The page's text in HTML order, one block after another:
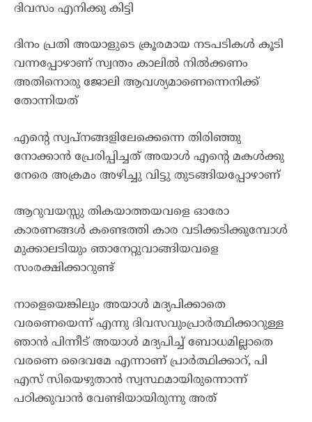
ദിവസം എനിക്കു കിട്ടി
ദിനം പ്രതി അയാളുടെ ക്രൂരമായ നടപടികൾ കൂടി
വന്നപ്പോഴാണ് സ്വന്തം കാലിൽ നിൽക്കണം
അതിനൊരു ജോലി ആവശ്യമാണെന്നെനിക്ക്
തോന്നിയത്
എന്റെ സ്വപ്നങ്ങളിലേക്കെന്നെ തിരിഞ്ഞു
നോക്കാൻ പ്രേരിപ്പിച്ചത് അയാൾ എന്റെ മകൾക്കു
നേരെ അക്രമം അഴിച്ചു വിട്ടു തുടങ്ങിയപ്പോഴാണ്
ആറുവയസ്സു തികയാത്തയവളെ ഓരോ
കാരണങ്ങൾ കണ്ടെത്തി കാര വടിക്കടിക്കുമ്പോൾ
മുക്കാലടിയും ഞാനേറ്റുവാങ്ങിയവളെ
സംരക്ഷിക്കാറുണ്ട്
നാളെയെങ്കിലും അയാൾ മദ്യപിക്കാതെ
വരണെയെന്ന് എന്നു ദിവസവുംപ്രാർത്ഥിക്കാറുള്ള
ഞാൻ പിന്നീട് അയാൾ മദ്യപിച്ച് ബോധമില്ലാതെ
വരണെ ദൈവമേ എന്നാണ് പ്രാർത്ഥിക്കാറ്, പി
എസ് സിയെഴുതാൻ സ്വസ്ഥമായിരുന്നൊന്ന്
പഠിക്കുവാൻ വേണ്ടിയായിരുന്നു അത്